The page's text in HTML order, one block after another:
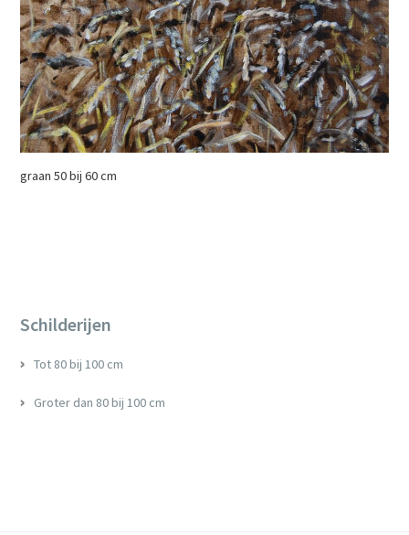
graan 50 bij 60 cm
Sidebar
Schilderijen
Tot 80 bij 100 cm
Groter dan 80 bij 100 cm